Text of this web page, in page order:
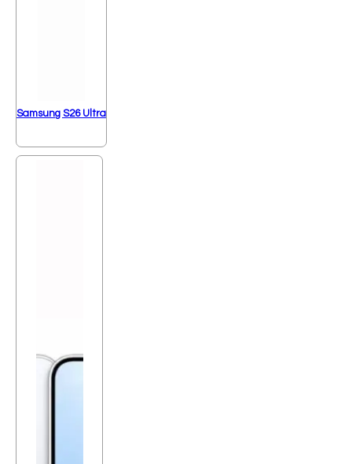
Samsung S26 Ultra